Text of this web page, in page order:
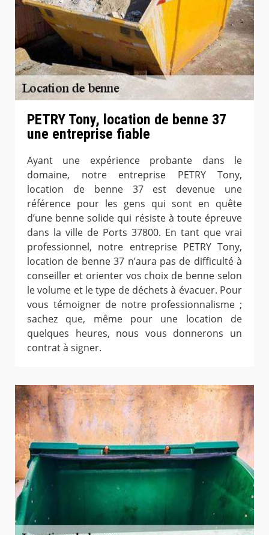
PETRY Tony, location de benne 37
une entreprise fiable
Ayant une expérience probante dans le
domaine, notre entreprise PETRY Tony,
location de benne 37 est devenue une
référence pour les gens qui sont en quête
d’une benne solide qui résiste à toute épreuve
dans la ville de Ports 37800. En tant que vrai
professionnel, notre entreprise PETRY Tony,
location de benne 37 n’aura pas de difficulté à
conseiller et orienter vos choix de benne selon
le volume et le type de déchets à évacuer. Pour
vous témoigner de notre professionnalisme ;
sachez que, même pour une location de
quelques heures, nous vous donnerons un
contrat à signer.